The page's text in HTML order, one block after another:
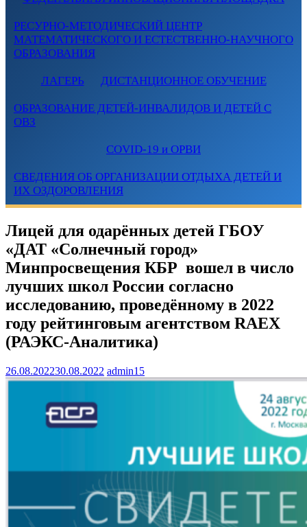
РЕСУРНО-МЕТОДИЧЕСКИЙ ЦЕНТР
МАТЕМАТИЧЕСКОГО И ЕСТЕСТВЕННО-НАУЧНОГО
ОБРАЗОВАНИЯ
ЛАГЕРЬ ДИСТАНЦИОННОЕ ОБУЧЕНИЕ
ОБРАЗОВАНИЕ ДЕТЕЙ-ИНВАЛИДОВ И ДЕТЕЙ С
ОВЗ
COVID-19 и ОРВИ
СВЕДЕНИЯ ОБ ОРГАНИЗАЦИИ ОТДЫХА ДЕТЕЙ И
ИХ ОЗДОРОВЛЕНИЯ
Лицей для одарённых детей ГБОУ
«ДАТ «Солнечный город»
Минпросвещения КБР вошел в число
лучших школ России согласно
исследованию, проведённому в 2022
году рейтинговым агентством RAEX
(РАЭКС-Аналитика)
26.08.202230.08.2022 admin15